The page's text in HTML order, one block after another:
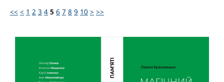
<< < 1 2 3 4 5 6 7 8 9 10 > >>